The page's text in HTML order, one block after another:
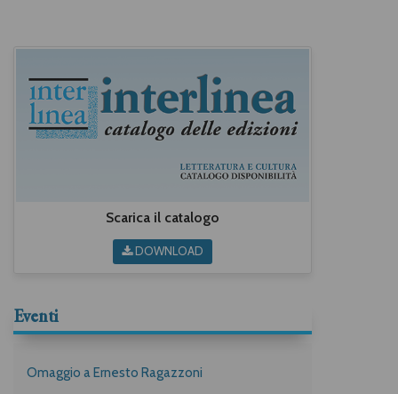
Scarica il catalogo
DOWNLOAD
Eventi
Omaggio a Ernesto Ragazzoni